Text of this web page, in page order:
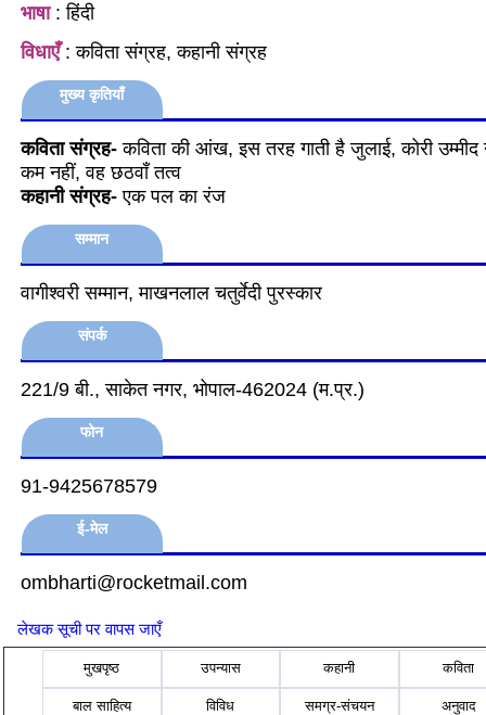
भाषा: हिंदी
विधाएँ: कविता संग्रह, कहानी संग्रह
मुख्य कृतियाँ
कविता संग्रह-कविता की आंख, इस तरह गाती है जुलाई, कोरी
कम नहीं, वह छठवाँ तत्व
कहानी संग्रह-एक पल का रंज
सम्मान
वागीश्‍वरी सम्मान, माखनलाल चतुर्वेदी पुरस्कार
संपर्क
221/9 बी., साकेत नगर, भोपाल-462024 (म.प्र.)
फोन
91-9425678579
ई-मेल
ombharti@rocketmail.com
लेखक सूची पर वापस जाएँ
मुखपृष्ठ उपन्यास कहानी कविता
बाल साहित्य विविध समग्र-संचयन अनुवाद